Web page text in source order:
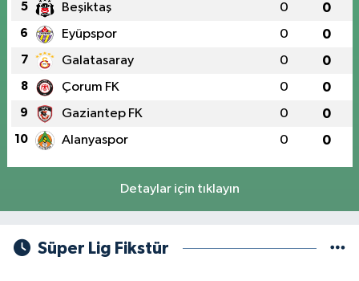
5 Beşiktaş 0 0
6 Eyüpspor 0 0
7 Galatasaray 0 0
8 Çorum FK 0 0
9 Gaziantep FK 0 0
10 Alanyaspor 0 0
Detaylar için tıklayın
Süper Lig Fikstür